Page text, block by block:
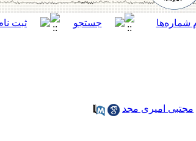
مجتبی امیری مجد